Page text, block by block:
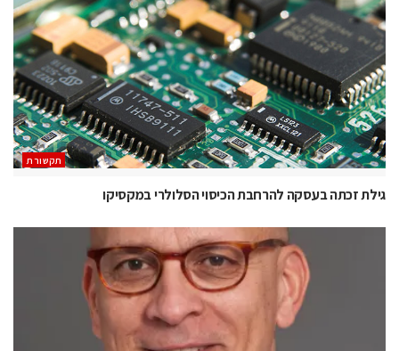
תקשורת
גילת זכתה בעסקה להרחבת הכיסוי הסלולרי במקסיקו